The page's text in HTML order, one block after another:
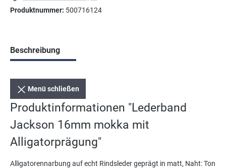
Produktnummer: 500716124
Beschreibung
Menü schließen
Produktinformationen "Lederband
Jackson 16mm mokka mit
Alligatorprägung"
Alligatorennarbung auf echt Rindsleder geprägt in matt, Naht: Ton